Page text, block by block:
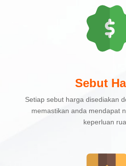
Sebut
Setiap sebut harga disediakan
memastikan anda mendapat
keperluan